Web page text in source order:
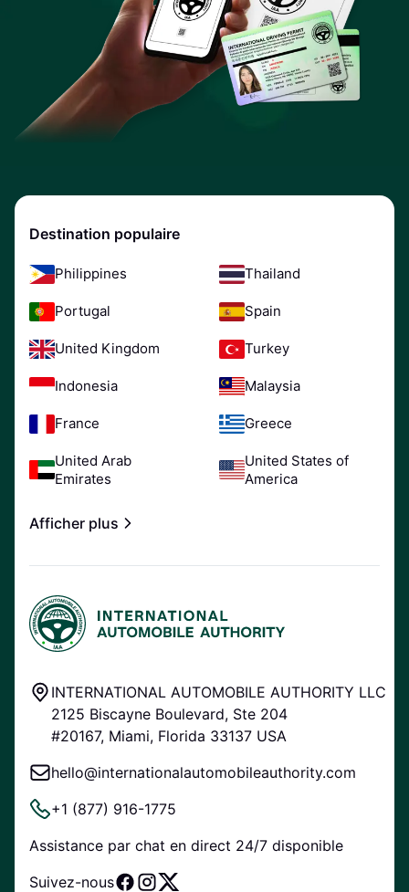
Destination populaire
Philippines Thailand
Portugal Spain
United Kingdom Turkey
Indonesia Malaysia
France Greece
United Arab
Emirates
United States of
America
Afficher plus
INTERNATIONAL AUTOMOBILE AUTHORITY LLC
2125 Biscayne Boulevard, Ste 204
#20167, Miami, Florida 33137 USA
hello@internationalautomobileauthority.com
+1 (877) 916-1775
Assistance par chat en direct 24/7 disponible
Suivez-nous